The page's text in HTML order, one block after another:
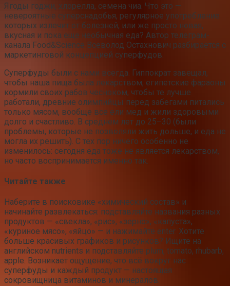
Ягоды годжи, хлорелла, семена чиа. Что это —
невероятные суперснадобья, регулярное употребление
которых излечит от болезней, или же просто новая,
вкусная и пока еще необычная еда? Автор телеграм-
канала Food&Science Всеволод Остахнович разбирается с
маркетинговой концепцией суперфудов.
Суперфуды были с нами всегда. Гиппократ завещал,
чтобы наша пища была лекарством, египетские фараоны
кормили своих рабов чесноком, чтобы те лучше
работали, древние олимпийцы перед забегами питались
только мясом, вообще все ели мед и жили здоровыми
долго и счастливо. В среднем лет до 25–30 (были
проблемы, которые не позволяли жить дольше, и еда не
могла их решить). С тех пор ничего особенно не
изменилось: сегодня еда тоже не является лекарством,
но часто воспринимается именно так.
Читайте также
Наберите в поисковике «химический состав» и
начинайте развлекаться: подставляйте названия разных
продуктов — «свекла», «рис», «зерно», «капуста»,
«куриное мясо», «яйцо» — и нажимайте enter. Хотите
больше красивых графиков и рисунков? Ищите на
английском nutrients и подставляйте plum, tomato, rhubarb,
apple. Возникает ощущение, что всё вокруг нас
суперфуды и каждый продукт — настоящая
сокровищница витаминов и минералов.